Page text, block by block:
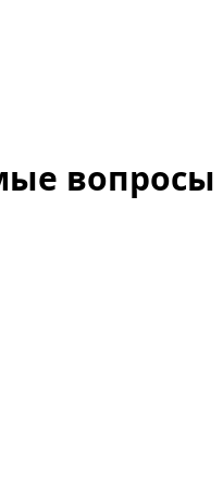
вопросы